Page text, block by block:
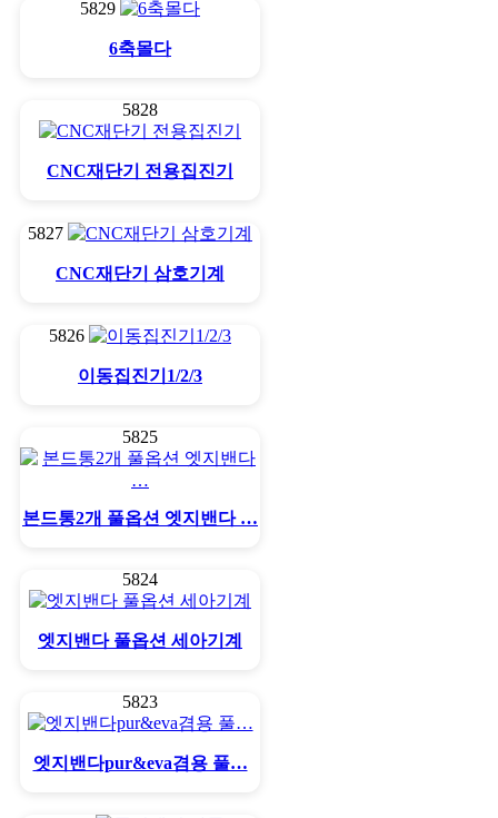
5829
6축몰다
5828
CNC재단기 전용집진기
5827
CNC재단기 삼호기계
5826
이동집진기1/2/3
5825
본드통2개 풀옵션 엣지밴다 …
5824
엣지밴다 풀옵션 세아기계
5823
엣지밴다pur&eva겸용 풀…